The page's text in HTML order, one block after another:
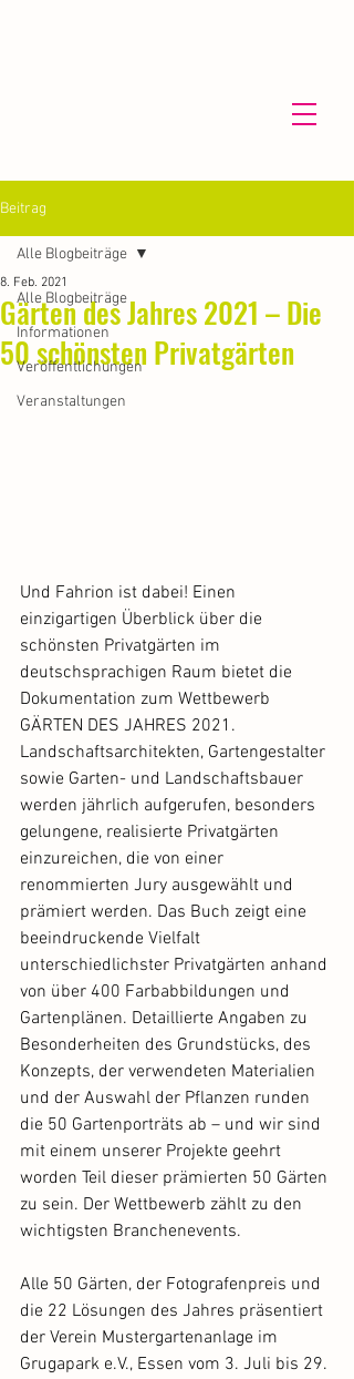
Beitrag
Alle Blogbeiträge
Informationen
Veröffentlichungen
Veranstaltungen
Alle Blogbeiträge
Gärten des Jahres 2021 – Die
50 schönsten Privatgärten
8. Feb. 2021
Und Fahrion ist dabei! Einen
einzigartigen Überblick über die
schönsten Privatgärten im
deutschsprachigen Raum bietet die
Dokumentation zum Wettbewerb
GÄRTEN DES JAHRES 2021.
Landschaftsarchitekten, Gartengestalter
sowie Garten- und Landschaftsbauer
werden jährlich aufgerufen, besonders
gelungene, realisierte Privatgärten
einzureichen, die von einer
renommierten Jury ausgewählt und
prämiert werden. Das Buch zeigt eine
beeindruckende Vielfalt
unterschiedlichster Privatgärten anhand
von über 400 Farbabbildungen und
Gartenplänen. Detaillierte Angaben zu
Besonderheiten des Grundstücks, des
Konzepts, der verwendeten Materialien
und der Auswahl der Pflanzen runden
die 50 Gartenporträts ab – und wir sind
mit einem unserer Projekte geehrt
worden Teil dieser prämierten 50 Gärten
zu sein. Der Wettbewerb zählt zu den
wichtigsten Branchenevents.
Alle 50 Gärten, der Fotografenpreis und
die 22 Lösungen des Jahres präsentiert
der Verein Mustergartenanlage im
Grugapark e.V., Essen vom 3. Juli bis 29.